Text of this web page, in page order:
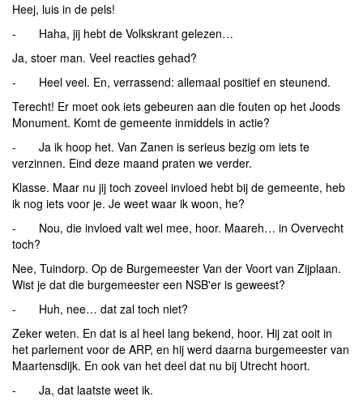
Heej, luis in de pels!
- Haha, jij hebt de Volkskrant gelezen…
Ja, stoer man. Veel reacties gehad?
- Heel veel. En, verrassend: allemaal positief en steunend.
Terecht! Er moet ook iets gebeuren aan die fouten op het Joods
Monument. Komt de gemeente inmiddels in actie?
- Ja ik hoop het. Van Zanen is serieus bezig om iets te
verzinnen. Eind deze maand praten we verder.
Klasse. Maar nu jij toch zoveel invloed hebt bij de gemeente, heb
ik nog iets voor je. Je weet waar ik woon, he?
- Nou, die invloed valt wel mee, hoor. Maareh… in Overvecht
toch?
Nee, Tuindorp. Op de Burgemeester Van der Voort van Zijplaan.
Wist je dat die burgemeester een NSB'er is geweest?
- Huh, nee… dat zal toch niet?
Zeker weten. En dat is al heel lang bekend, hoor. Hij zat ooit in
het parlement voor de ARP, en hij werd daarna burgemeester van
Maartensdijk. En ook van het deel dat nu bij Utrecht hoort.
- Ja, dat laatste weet ik.